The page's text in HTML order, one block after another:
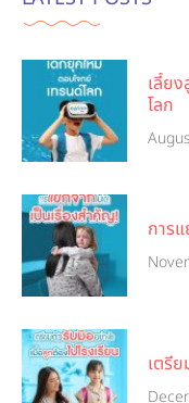
เลี้ย
โลก
การ
เตรี